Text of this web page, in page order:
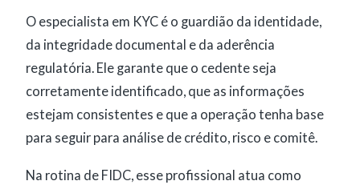
O especialista em KYC é o guardião da identidade,
da integridade documental e da aderência
regulatória. Ele garante que o cedente seja
corretamente identificado, que as informações
estejam consistentes e que a operação tenha base
para seguir para análise de crédito, risco e comitê.
Na rotina de FIDC, esse profissional atua como